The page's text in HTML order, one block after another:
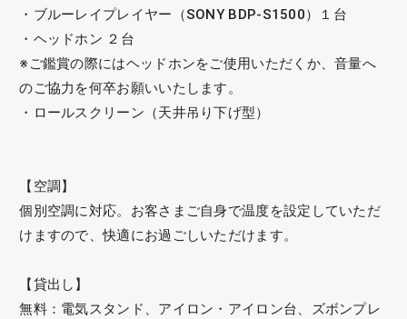
・ブルーレイプレイヤー（SONY BDP‐S1500）１台
・ヘッドホン ２台
※ご鑑賞の際にはヘッドホンをご使用いただくか、音量へ
のご協力を何卒お願いいたします。
・ロールスクリーン（天井吊り下げ型）
【空調】
個別空調に対応。お客さまご自身で温度を設定していただ
けますので、快適にお過ごしいただけます。
【貸出し】
無料：電気スタンド、アイロン・アイロン台、ズボンプレ